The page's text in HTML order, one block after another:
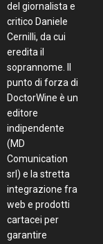
del giornalista e
critico Daniele
Cernilli, da cui
eredita il
soprannome. Il
punto di forza di
DoctorWine è un
editore
indipendente
(MD
Comunication
srl) e la stretta
integrazione fra
web e prodotti
cartacei per
garantire